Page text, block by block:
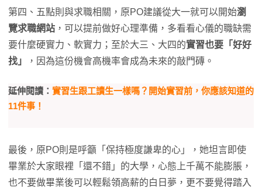
第四、五點則與求職相關，原PO建議從大一就可以開始瀏
覽求職網站 ，可以提前做好心理準備，多看看心儀的職缺需
要什麼硬實力、軟實力；至於大三、大四的實習也要「好好
找」
，因為這份機會高機率會成為未來的敲門磚。
延伸閱讀： 實習生跟工讀生一樣嗎？開始實習前，你應該知道的
11件事！
最後，原PO則是呼籲「保持極度謙卑的心」，她坦言即使
畢業於大家眼裡「還不錯」的大學，心態上千萬不能膨脹，
也不要做畢業後可以輕鬆領高薪的白日夢，更不要覺得踏入